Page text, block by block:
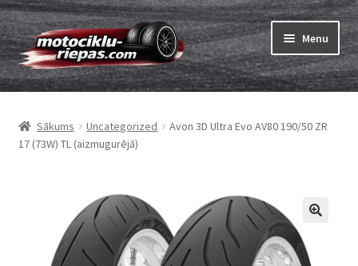
Skip
to
navigation
Skip
to
content
Menu
Riepas
Expand
menu
Kameras
Expand
Viss par riepām
Expand
Sākums Uncategorized
Avon 3D Ultra Evo AV80 190/50 ZR
17 (73W) TL (aizmugurējā)